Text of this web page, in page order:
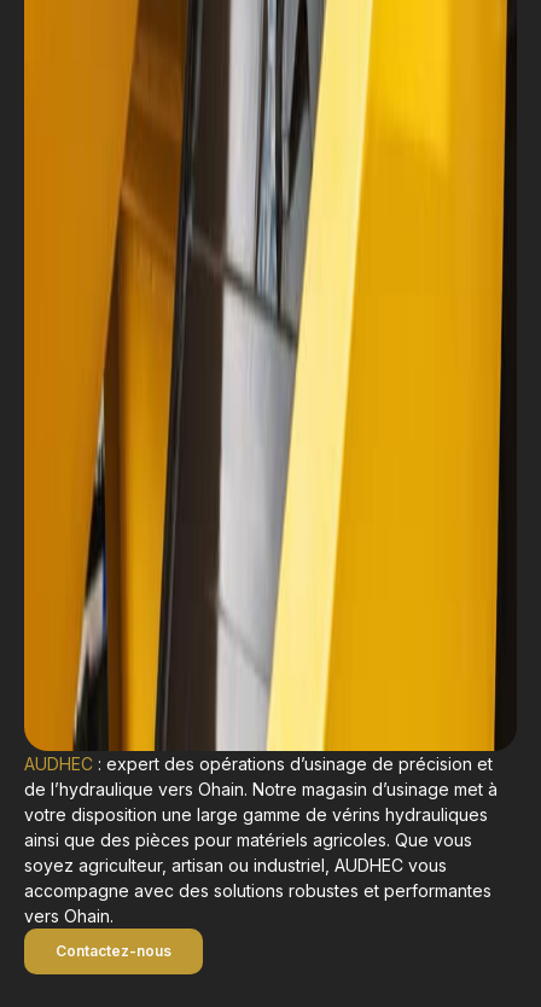
AUDHEC : expert des opérations d’usinage de précision et
de l’hydraulique vers Ohain. Notre magasin d’usinage met à
votre disposition une large gamme de vérins hydrauliques
ainsi que des pièces pour matériels agricoles. Que vous
soyez agriculteur, artisan ou industriel, AUDHEC vous
accompagne avec des solutions robustes et performantes
vers Ohain.
Contactez-nous